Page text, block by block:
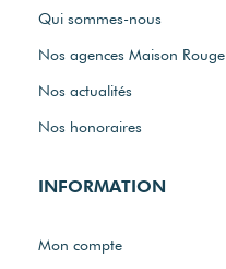
Qui sommes-nous
Nos agences Maison Rouge
Nos actualités
Nos honoraires
INFORMATION
Mon compte